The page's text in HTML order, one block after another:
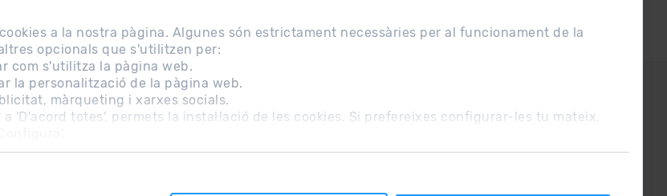
a la nostra pàgina. Algunes són estrictament necessàries per al funcionament de la
opcionals que s'utilitzen per:
com s'utilitza la pàgina web.
la personalització de la pàgina web.
màrqueting i xarxes socials.
'D'acord totes', permets la instal·lació de les cookies. Si prefereixes configurar-les tu mateix,
Nota Legal Informació addicional RGPDUE